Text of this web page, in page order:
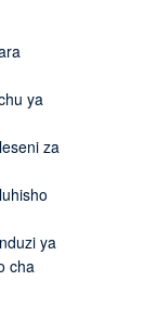
ya
za
ya
cha